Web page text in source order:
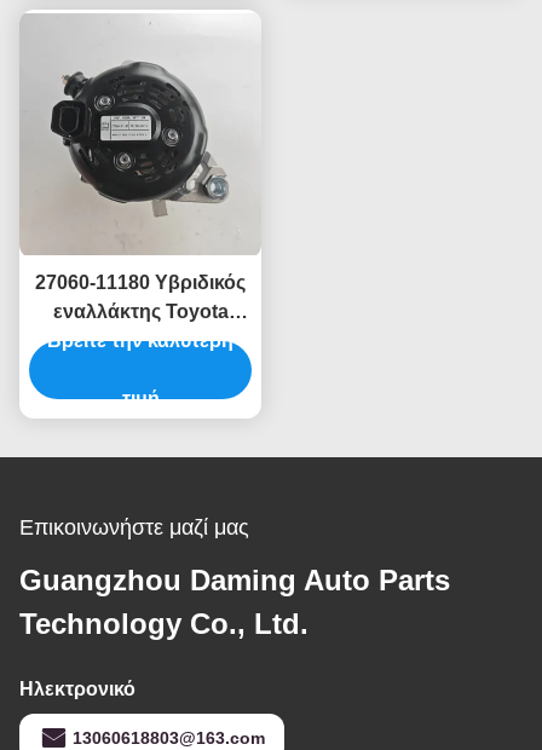
27060-11180 Υβριδικός
εναλλάκτης Toyota
Hiace για Landcruise
Βρείτε την καλύτερη
τιμή
Επικοινωνήστε μαζί μας
Guangzhou Daming Auto Parts
Technology Co., Ltd.
Ηλεκτρονικό
13060618803@163.com